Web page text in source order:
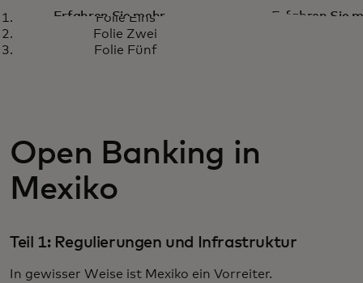
Zielgerichtet &
profitabel:
Finanzielle Inklusion
Erfahren Sie mehr
Vier
Erfahren Sie
Folie Eins
Folie Zwei
Folie Fünf
Open Banking in
Mexiko
Teil 1: Regulierungen und Infrastruktur
In gewisser Weise ist Mexiko ein Vorreiter.